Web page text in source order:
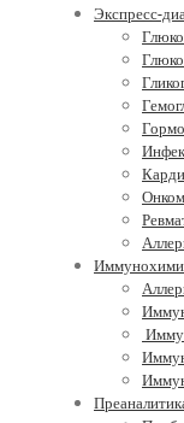
Экспресс-